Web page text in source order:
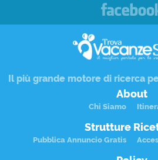
Il più grande motore di ricerca
About
Chi Siamo
Strutture
Pubblica Annuncio Gratis